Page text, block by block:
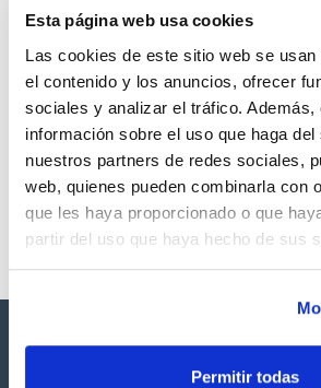
Esta página web usa cookies
Las cookies de este sitio web se
el contenido y los anuncios, ofrecer
sociales y analizar el tráfico. Además,
información sobre el uso que haga del
nuestros partners de redes sociales,
web, quienes pueden combinarla con
que les haya proporcionado o que
partir del uso que haya hecho de sus
Permitir todas
Regístrate para
Los productos marcados con esta
productos marca Scharlau
listos para una entrega inmediata.